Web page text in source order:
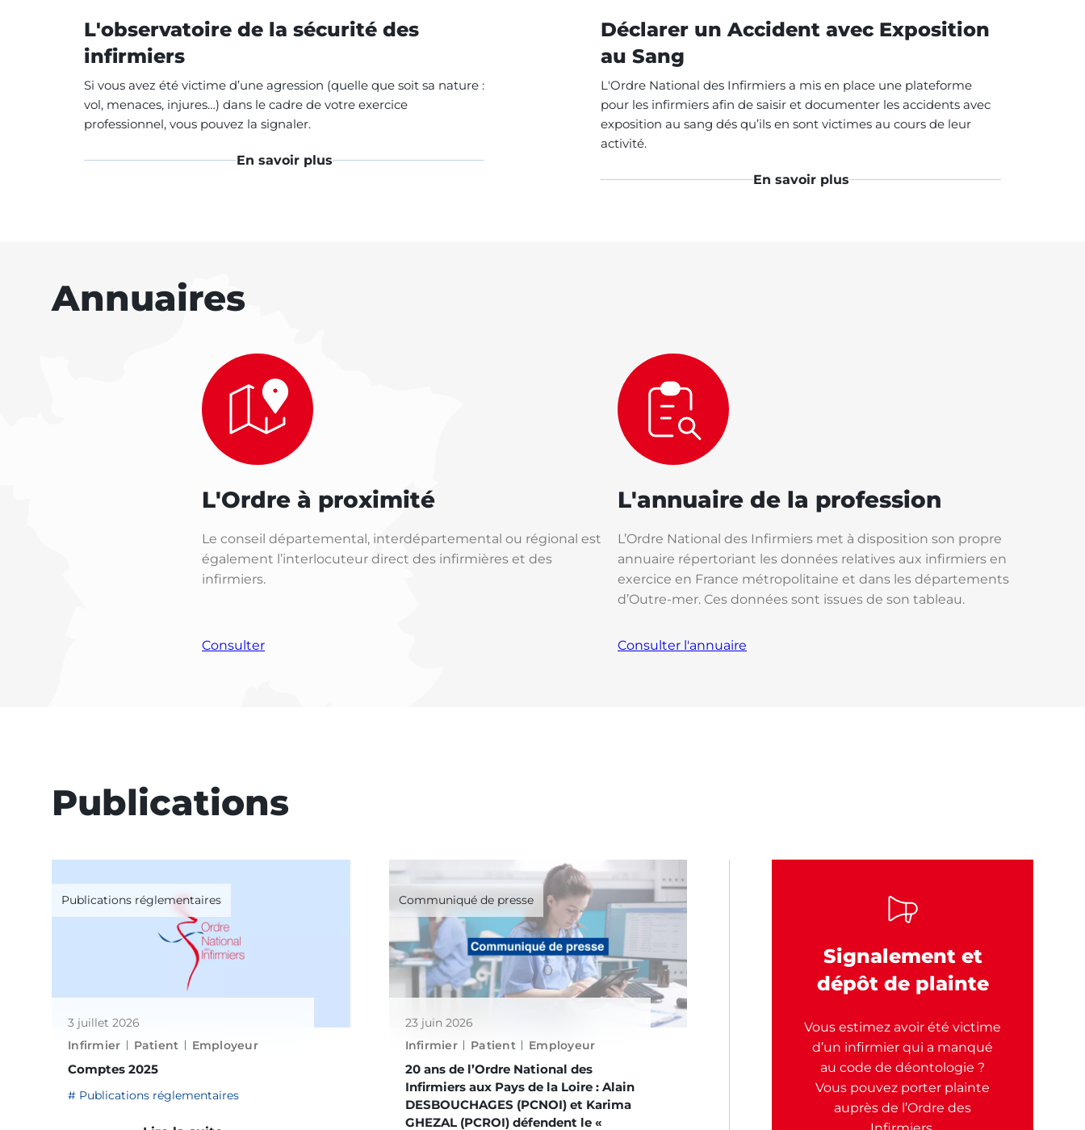
L'observatoire de la sécurité des
infirmiers
Si vous avez été victime d’une agression (quelle que soit sa nature :
vol, menaces, injures…) dans le cadre de votre exercice
professionnel, vous pouvez la signaler.
En savoir plus
Déclarer un Accident avec Exposition
au Sang
L'Ordre National des Infirmiers a mis en place une plateforme
pour les infirmiers afin de saisir et documenter les accidents avec
exposition au sang dés qu’ils en sont victimes au cours de leur
activité.
En savoir plus
Annuaires
L'Ordre à proximité
Le conseil départemental, interdépartemental ou régional est
également l’interlocuteur direct des infirmières et des
infirmiers.
Consulter
L'annuaire de la profession
L’Ordre National des Infirmiers met à disposition son propre
annuaire répertoriant les données relatives aux infirmiers en
exercice en France métropolitaine et dans les départements
d’Outre-mer. Ces données sont issues de son tableau.
Consulter l'annuaire
Publications
Publications réglementaires
3 juillet 2026
Infirmier
Patient Employeur
Comptes 2025
Publications réglementaires
Communiqué de presse
23 juin 2026
Infirmier
Patient Employeur
20 ans de l’Ordre National des
Infirmiers aux Pays de la Loire : Alain
DESBOUCHAGES (PCNOI) et Karima
GHEZAL (PCROI) défendent le «
Signalement et
dépôt de plainte
Vous estimez avoir été victime
d’un infirmier qui a manqué
au code de déontologie ?
Vous pouvez porter plainte
auprès de l’Ordre des